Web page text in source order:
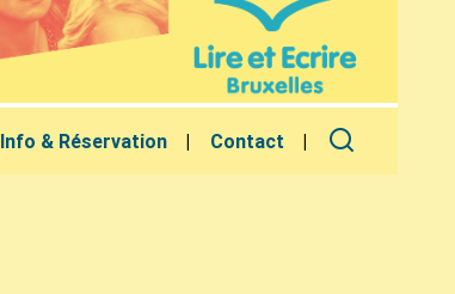
Info & Réservation Contact